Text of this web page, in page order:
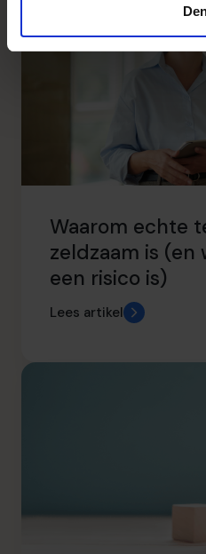
Waarom echte
zeldzaam is (en
een risico is)
Lees artikel